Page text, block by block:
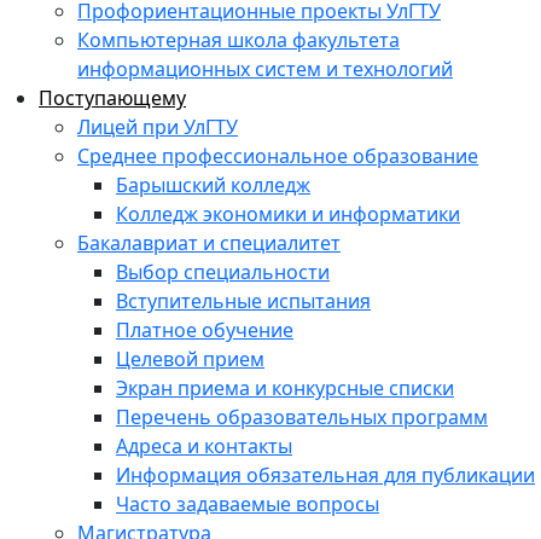
Профориентационные проекты УлГТУ
Компьютерная школа факультета
информационных систем и технологий
Поступающему
Лицей при УлГТУ
Среднее профессиональное образование
Барышский колледж
Колледж экономики и информатики
Бакалавриат и специалитет
Выбор специальности
Вступительные испытания
Платное обучение
Целевой прием
Экран приема и конкурсные списки
Перечень образовательных программ
Адреса и контакты
Информация обязательная для публикации
Часто задаваемые вопросы
Магистратура